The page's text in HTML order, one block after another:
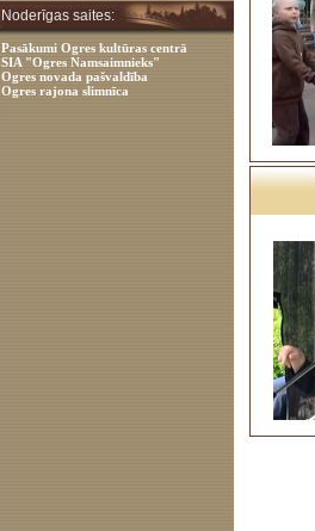
Noderīgas saites:
Pasākumi Ogres kultūras centrā
SIA "Ogres Namsaimnieks"
Ogres novada pašvaldība
Ogres rajona slimnīca